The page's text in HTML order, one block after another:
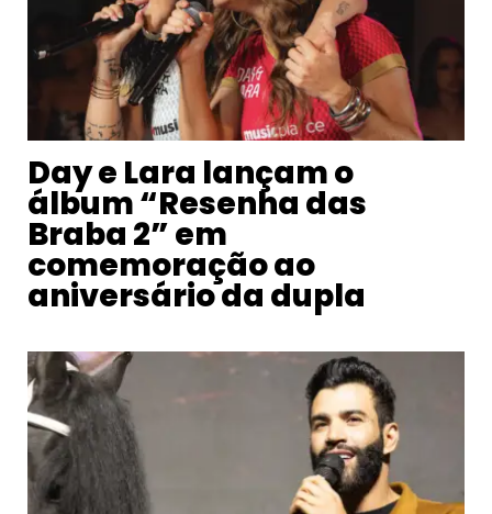
Day e Lara lançam o
álbum “Resenha das
Braba 2” em
comemoração ao
aniversário da dupla